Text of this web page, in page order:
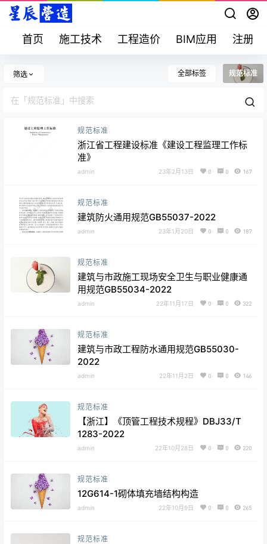
首页 施工技术 工程造价 BIM应用 注册考
筛选 全部标签 规范标准
规范标准
浙江省工程建设标准《建设工程监理工作标
准》
admin 23年2月13日 0 0 167
规范标准
建筑防火通用规范GB55037-2022
admin 23年1月20日 0 0 187
规范标准
建筑与市政施工现场安全卫生与职业健康通
用规范GB55034-2022
admin 22年11月17日 0 0 322
规范标准
建筑与市政工程防水通用规范GB55030-
2022
admin 22年11月2日 0 0 146
规范标准
【浙江】《顶管工程技术规程》DBJ33/T
1283-2022
admin 22年10月28日 0 0 220
规范标准
12G614-1砌体填充墙结构构造
admin 22年10月9日 0 0 265
规范标准